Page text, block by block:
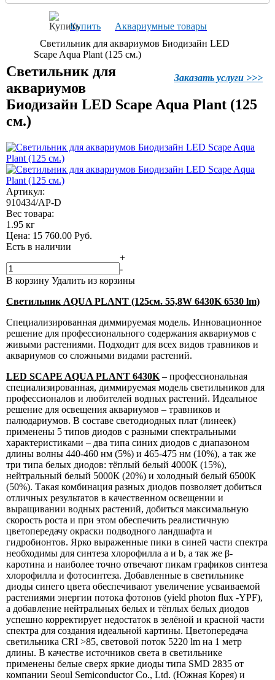
Купить
Аквариумные товары
Светильник для аквариумов Биодизайн LED
Scape Aqua Plant (125 см.)
Заказать услуги >>>
Светильник для
аквариумов
Биодизайн LED Scape Aqua Plant (125
см.)
Артикул:
910434/AP-D
Вес товара:
1.95 кг
Цена: 15 760.00 Руб.
Есть в наличии
+
-
В корзину Удалить из корзины
Светильник AQUA PLANT (125см. 55,8W 6430K 6530 lm)
Специализированная диммируемая модель. Инновационное
решение для профессионального содержания аквариумов с
живыми растениями. Подходит для всех видов травников и
аквариумов со сложными видами растений.
LED SCAPE AQUA PLANT 6430K – профессиональная
специализированная, диммируемая модель светильников для
профессионалов и любителей водных растений. Идеальное
решение для освещения аквариумов – травников и
палюдариумов. В составе светодиодных плат (линеек)
применены 5 типов диодов с разными спектральными
характеристиками – два типа синих диодов с диапазоном
длины волны 440-460 нм (5%) и 465-475 нм (10%), а так же
три типа белых диодов: тёплый белый 4000К (15%),
нейтральный белый 5000К (20%) и холодный белый 6500К
(50%). Такая комбинация разных диодов позволяет добиться
отличных результатов в качественном освещении и
выращивании водных растений, добиться максимальную
скорость роста и при этом обеспечить реалистичную
цветопередачу окраски подводного ландшафта и
гидробионтов. Ярко выраженные пики в синей части спектра
необходимы для синтеза хлорофилла a и b, а так же β-
каротина и наиболее точно отвечают пикам графиков синтеза
хлорофилла и фотосинтеза. Добавленные в светильнике
диоды синего цвета обеспечивают увеличение усваиваемой
растениями энергии потока фотонов (yield photon flux -YPF),
а добавление нейтральных белых и тёплых белых диодов
успешно корректирует недостаток в зелёной и красной части
спектра для создания идеальной картины. Цветопередача
светильника CRI >85, световой поток 5220 lm на 1 метр
длины. В качестве источников света в светильнике
применены белые сверх яркие диоды типа SMD 2835 от
компании Seoul Semiconductor Co., Ltd. (Южная Корея) и